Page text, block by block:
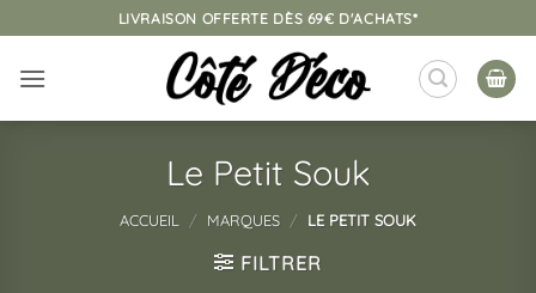
au
contenu
LIVRAISON OFFERTE DÈS 69€ D'ACHATS*
Le Petit Souk
ACCUEIL / MARQUES / LE PETIT SOUK
FILTRER